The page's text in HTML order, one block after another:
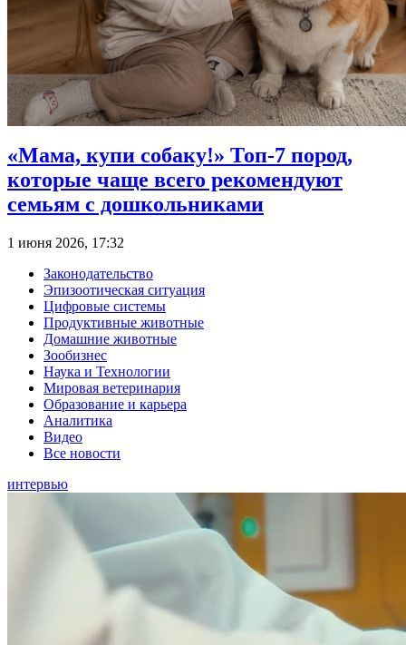
«Мама, купи собаку!» Топ-7 пород,
которые чаще всего рекомендуют
семьям с дошкольниками
1 июня 2026, 17:32
Законодательство
Эпизоотическая ситуация
Цифровые системы
Продуктивные животные
Домашние животные
Зообизнес
Наука и Технологии
Мировая ветеринария
Образование и карьера
Аналитика
Видео
Все новости
интервью